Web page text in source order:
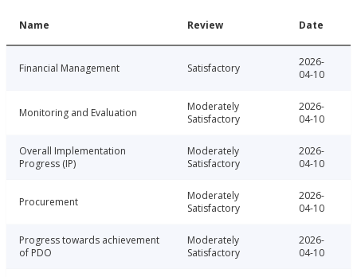
Name Review Date
Financial Management Satisfactory
2026-
04-10
Monitoring and Evaluation
Moderately
Satisfactory
2026-
04-10
Overall Implementation
Progress (IP)
Moderately
Satisfactory
2026-
04-10
Procurement
Moderately
Satisfactory
2026-
04-10
Progress towards achievement
of PDO
Moderately
Satisfactory
2026-
04-10